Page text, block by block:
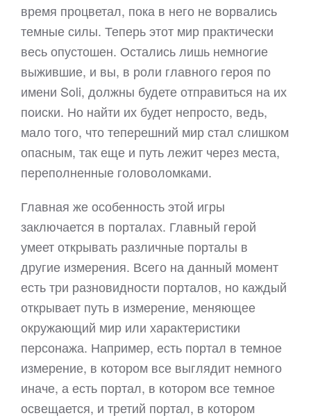
время процветал, пока в него не ворвались
темные силы. Теперь этот мир практически
весь опустошен. Остались лишь немногие
выжившие, и вы, в роли главного героя по
имени Soli, должны будете отправиться на их
поиски. Но найти их будет непросто, ведь,
мало того, что теперешний мир стал слишком
опасным, так еще и путь лежит через места,
переполненные головоломками.
Главная же особенность этой игры
заключается в порталах. Главный герой
умеет открывать различные порталы в
другие измерения. Всего на данный момент
есть три разновидности порталов, но каждый
открывает путь в измерение, меняющее
окружающий мир или характеристики
персонажа. Например, есть портал в темное
измерение, в котором все выглядит немного
иначе, а есть портал, в котором все темное
освещается, и третий портал, в котором